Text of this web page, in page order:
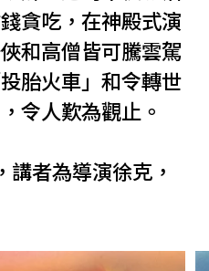
貪吃，在神殿式演
和高僧皆可騰雲駕
胎火車」和令轉世
令人歎為觀止。
講者為導演徐克，